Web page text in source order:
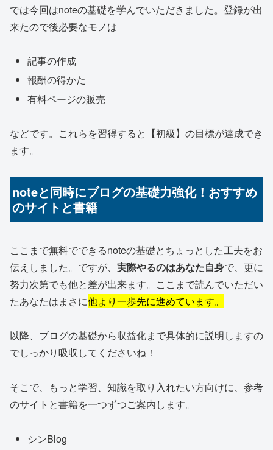
では今回はnoteの基礎を学んでいただきました。登録が出
来たので後必要なモノは
記事の作成
報酬の得かた
有料ページの販売
などです。これらを習得すると【初級】の目標が達成でき
ます。
noteと同時にブログの基礎力強化！おすすめ
のサイトと書籍
ここまで無料でできるnoteの基礎とちょっとした工夫をお
伝えしました。ですが、 実際やるのはあなた自身で、更に
努力次第でも他と差が出来ます。ここまで読んでいただい
たあなたはまさに他より一歩先に進めています。
以降、ブログの基礎から収益化まで具体的に説明しますの
でしっかり吸収してくださいね！
そこで、もっと学習、知識を取り入れたい方向けに、参考
のサイトと書籍を一つずつご案内します。
シンBlog